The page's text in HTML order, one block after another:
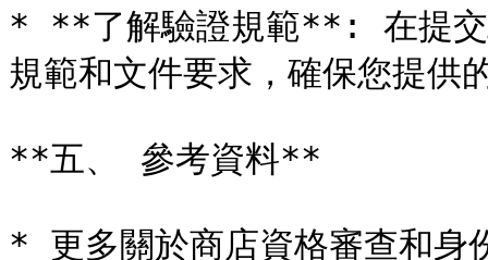
* **了解驗證規範**: 在提交
規範和文件要求，確保您提供
**五、 參考資料**
* 更多關於商店資格審查和